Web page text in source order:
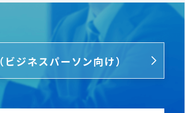
（ビジネスパーソン向け）